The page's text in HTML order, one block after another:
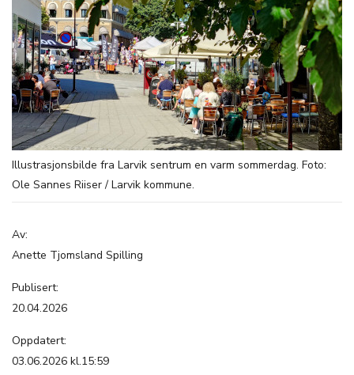
Illustrasjonsbilde fra Larvik sentrum en varm sommerdag. Foto:
Ole Sannes Riiser / Larvik kommune.
Av:
Anette Tjomsland Spilling
Publisert:
20.04.2026
Oppdatert:
03.06.2026 kl.15:59